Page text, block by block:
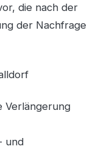
die nach der
der Nachfrage
Verlängerung
und